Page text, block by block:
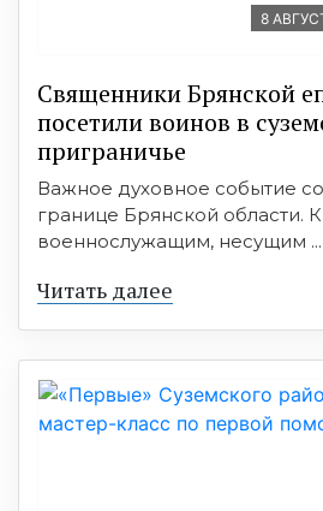
8
Священники Брянской
посетили воинов в
приграничье
Важное духовное событие
границе Брянской области. К
военнослужащим, несущим ...
Читать далее